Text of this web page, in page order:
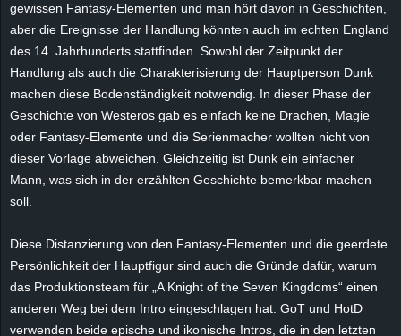
gewissen Fantasy-Elementen und man hört davon in Geschichten,
aber die Ereignisse der Handlung könnten auch im echten England
des 14. Jahrhunderts stattfinden. Sowohl der Zeitpunkt der
Handlung als auch die Charakterisierung der Hauptperson Dunk
machen diese Bodenständigkeit notwendig. In dieser Phase der
Geschichte von Westeros gab es einfach keine Drachen, Magie
oder Fantasy-Elemente und die Serienmacher wollten nicht von
dieser Vorlage abweichen. Gleichzeitig ist Dunk ein einfacher
Mann, was sich in der erzählten Geschichte bemerkbar machen
soll.
Diese Distanzierung von den Fantasy-Elementen und die geerdete
Persönlichkeit der Hauptfigur sind auch die Gründe dafür, warum
das Produktionsteam für „A Knight of the Seven Kingdoms“ einen
anderen Weg bei dem Intro eingeschlagen hat. GoT und HotD
verwenden beide epische und ikonische Intros, die in den letzten